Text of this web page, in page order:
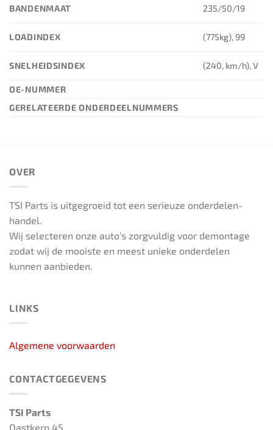
BANDENMAAT 235/50/19
LOADINDEX (775kg), 99
SNELHEIDSINDEX (240, km/h), V
OE-NUMMER
GERELATEERDE ONDERDEELNUMMERS
OVER
TSI Parts is uitgegroeid tot een serieuze onderdelen-
handel.
Wij selecteren onze auto’s zorgvuldig voor demontage
zodat wij de mooiste en meest unieke onderdelen
kunnen aanbieden.
LINKS
Algemene voorwaarden
CONTACTGEGEVENS
TSI Parts
Oastkern 45